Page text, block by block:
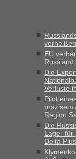
Milliarden
„Kein Zoll. Du
und du nicht damit
Originalverpackt
keine Probleme
Recht, Visa
gebrauchter
„Hallo Leute, ich
Anfrage. Ich
Straßen Kleidung
mitnehmen. Es ist
EU
Russland
Die
Verluste
Pilot
präzisem
Region
Die
Lager für
Delta